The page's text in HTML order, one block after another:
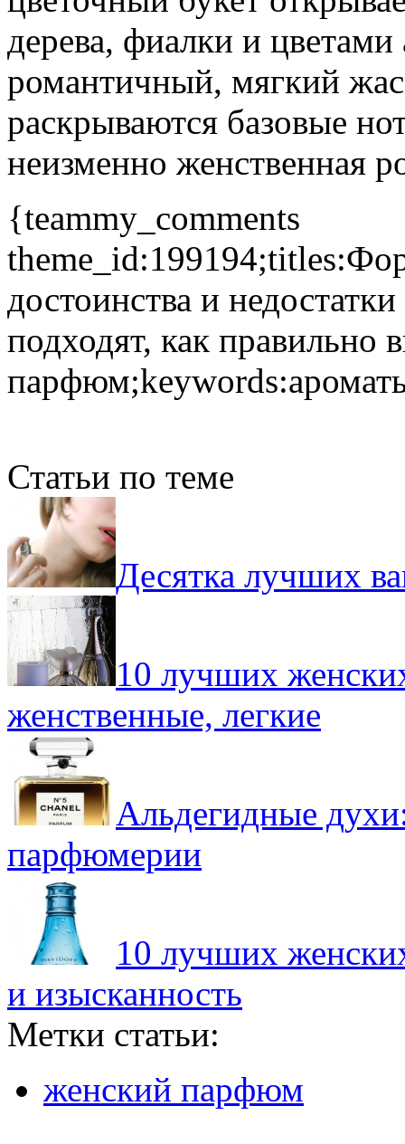
дерева, фиалки и
романтичный, мягкий
раскрываются базовые
неизменно женственная
{teammy_comments
достоинства и
подходят, как правильно
Статьи по теме
Десятка лучших
10 лучших
женственные, легкие
Альдегидные
парфюмерии
10 лучших
и изысканность
Метки статьи:
женский парфюм